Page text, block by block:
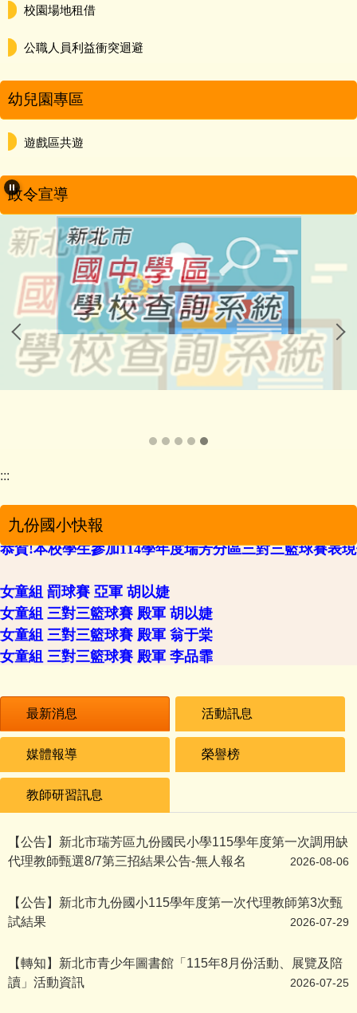
校園場地租借
公職人員利益衝突迴避
幼兒園專區
遊戲區共遊
政令宣導
:::
九份國小快報
恭賀!本校學生參加114學年度瑞芳分區五年級田徑隊對
鉛球 第一名 陳佑安
恭賀!本校學生參加114學年度瑞芳分區三對三籃球賽表
女童組 三對三籃球賽 殿軍 胡以婕
女童組 三對三籃球賽 殿軍 翁于棠
女童組 三對三籃球賽 殿軍 李品霏
教師組 罰球賽 季軍 陳明凱
恭賀!本校學生參加114學年度瑞芳分區六年級田徑隊對
男童組：
壘球 第四名 陳佑安
壘球 第五名 曾翌恆
鉛球 第三名 曾翌恆
恭賀!本校學生參加113學年度瑞芳分區五年級田徑隊對
女童組：
60M 第五名 高榆婕
男童組：
壘球 第二名 陳佑安
最新消息 活動訊息
媒體報導 榮譽榜
教師研習訊息
【公告】新北市瑞芳區九份國民小學115學年度第一次調用缺
代理教師甄選8/7第三招結果公告-無人報名
2026-08-06
【公告】新北市九份國小115學年度第一次代理教師第3次甄
試結果
2026-07-29
【轉知】新北市青少年圖書館「115年8月份活動、展覽及陪
讀」活動資訊
2026-07-25